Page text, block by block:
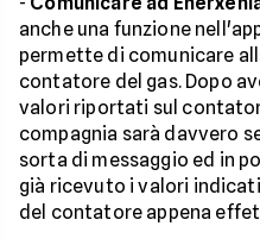
anche una funzione
permette di comunicare
contatore del gas. Dopo
valori riportati sul
compagnia sarà davvero
sorta di messaggio ed in
già ricevuto i valori
del contatore appena